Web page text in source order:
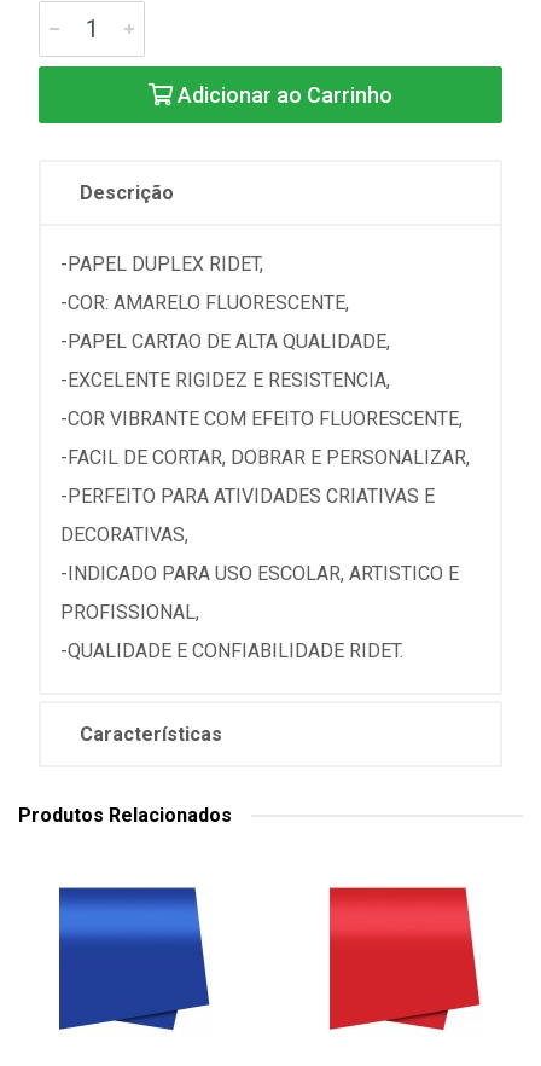
Adicionar ao Carrinho
Descrição
-PAPEL DUPLEX RIDET,
-COR: AMARELO FLUORESCENTE,
-PAPEL CARTAO DE ALTA QUALIDADE,
-EXCELENTE RIGIDEZ E RESISTENCIA,
-COR VIBRANTE COM EFEITO FLUORESCENTE,
-FACIL DE CORTAR, DOBRAR E PERSONALIZAR,
-PERFEITO PARA ATIVIDADES CRIATIVAS E
DECORATIVAS,
-INDICADO PARA USO ESCOLAR, ARTISTICO E
PROFISSIONAL,
-QUALIDADE E CONFIABILIDADE RIDET.
Características
Produtos Relacionados